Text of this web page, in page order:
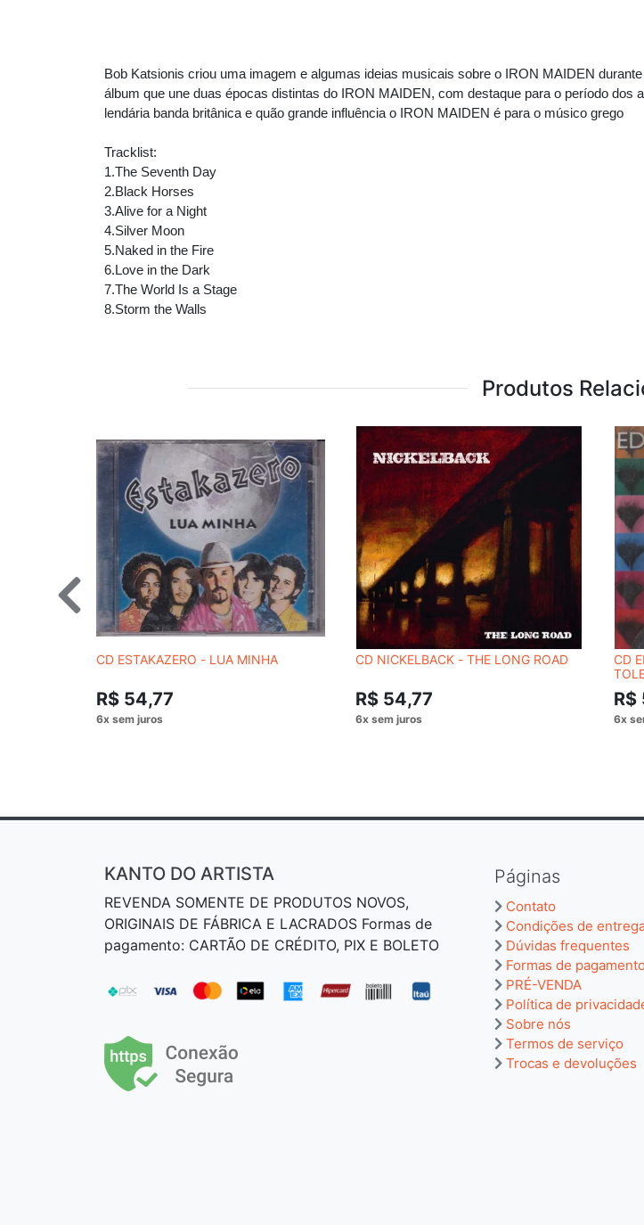
Bob Katsionis criou uma imagem e algumas ideias musicais sobre o IRON MAIDEN
álbum que une duas épocas distintas do IRON MAIDEN, com destaque para o período
lendária banda britânica e quão grande influência o IRON MAIDEN é para o músico grego
Tracklist:
1.The Seventh Day
2.Black Horses
3.Alive for a Night
4.Silver Moon
5.Naked in the Fire
6.Love in the Dark
7.The World Is a Stage
8.Storm the Walls
Produtos
CD ESTAKAZERO - LUA MINHA
R$ 54,77
CD NICKELBACK - THE LONG ROAD
R$ 54,77
CD
R$
Páginas
Contato
Condições de
Dúvidas frequentes
Formas de
PRÉ-VENDA
Política de
Sobre nós
Termos de serviço
Trocas e devoluções
KANTO DO ARTISTA
REVENDA SOMENTE DE PRODUTOS NOVOS,
ORIGINAIS DE FÁBRICA E LACRADOS Formas de
pagamento: CARTÃO DE CRÉDITO, PIX E BOLETO